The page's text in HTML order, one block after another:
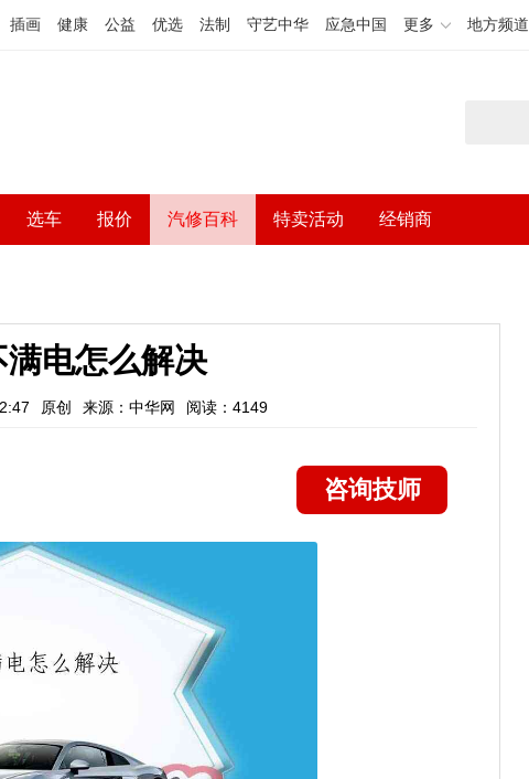
插画 健康 公益 优选 法制 守艺中华 应急中国 更多 地方频道
选车 报价 汽修百科 特卖活动 经销商
满电怎么解决
原创 来源：中华网 阅读：4149
咨询技师